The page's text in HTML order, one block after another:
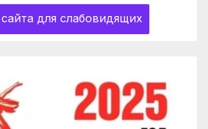
для слабовидящих